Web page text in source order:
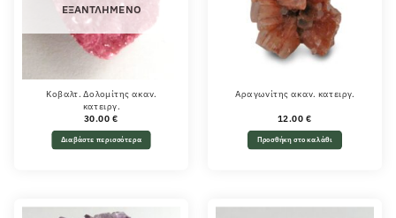
ΕΞΑΝΤΛΗΜΈΝΟ
Κοβαλτ. Δολομίτης ακαν.
κατειργ.
30.00 €
Διαβάστε περισσότερα
Αραγωνίτης ακαν. κατειργ.
12.00 €
Προσθήκη στο καλάθι